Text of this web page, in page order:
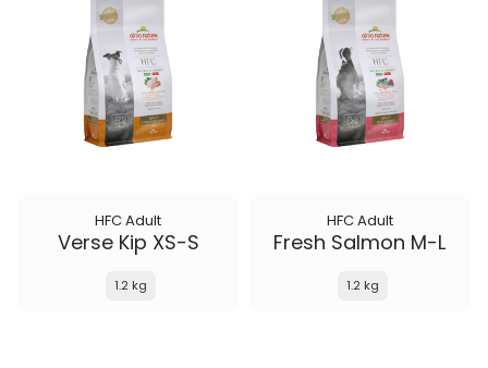
HFC Adult
Verse Kip XS-S
1.2 kg
HFC Adult
Fresh Salmon M-L
1.2 kg